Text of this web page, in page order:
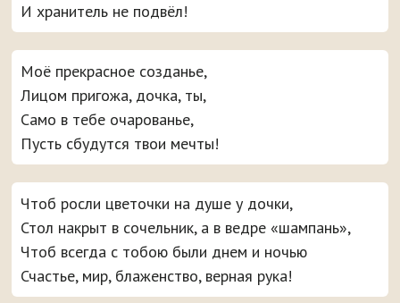
И хранитель не подвёл!
Моё прекрасное созданье,
Лицом пригожа, дочка, ты,
Само в тебе очарованье,
Пусть сбудутся твои мечты!
Чтоб росли цветочки на душе у дочки,
Стол накрыт в сочельник, а в ведре «шампань»,
Чтоб всегда с тобою были днем и ночью
Счастье, мир, блаженство, верная рука!